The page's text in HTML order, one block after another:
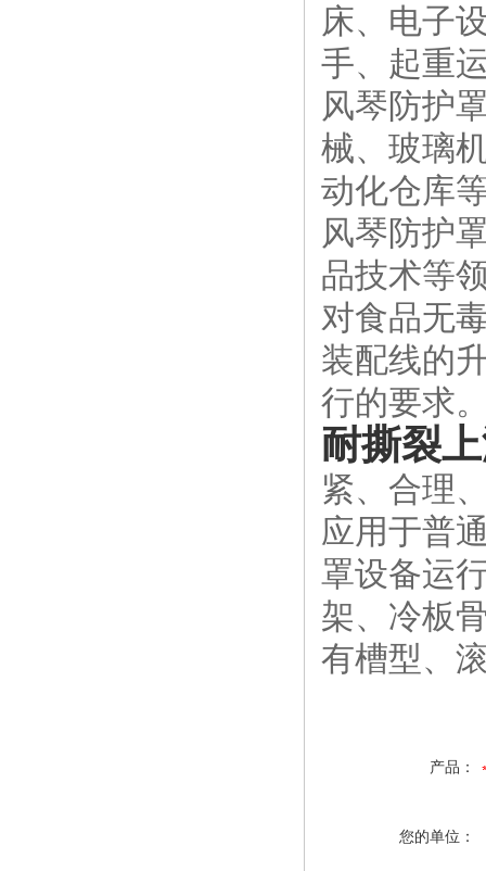
床、电子
手、起重
风琴防护
械、玻璃
动化仓库
风琴防护
品技术等
对食品无
装配线的
行的要求
耐撕裂
紧、合理
应用于普
罩设备运
架、冷板
有槽型、
产品：
您的单位：